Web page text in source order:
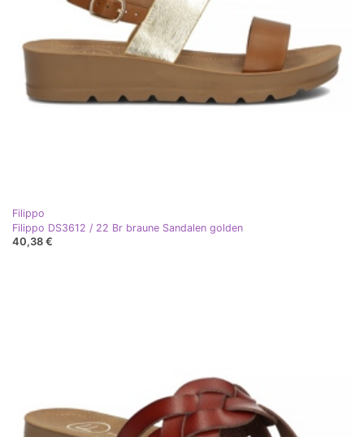
Filippo
Filippo DS3612 / 22 Br braune Sandalen golden
40,38 €